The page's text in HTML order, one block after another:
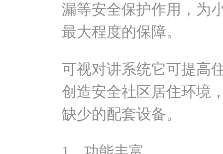
漏等安全保护作用，为
最大程度的保障。
可视对讲系统它可提高
创造安全社区居住环境
缺少的配套设备。